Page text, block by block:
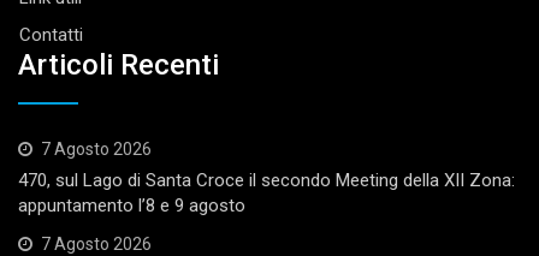
Contatti
Articoli Recenti
7 Agosto 2026
470, sul Lago di Santa Croce il secondo Meeting della XII Zona:
appuntamento l’8 e 9 agosto
7 Agosto 2026